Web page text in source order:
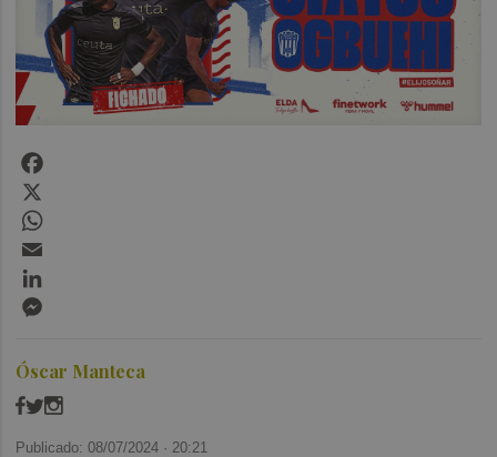
Óscar Manteca
Publicado: 08/07/2024 · 20:21